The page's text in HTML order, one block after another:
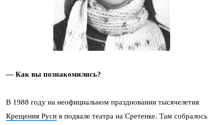
— Как вы познакомились?
В 1988 году на неофициальном праздновании тысячелетия
Крещения Руси в подвале театра на Сретенке. Там собралось